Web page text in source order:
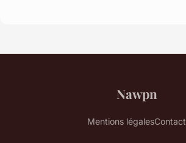
Nawpn
Mentions légalesContact